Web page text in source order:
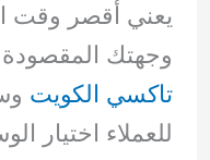
يعني أقصر وقت
وجهتك المقصودة
تاكسي الكويت
للعملاء اختيار